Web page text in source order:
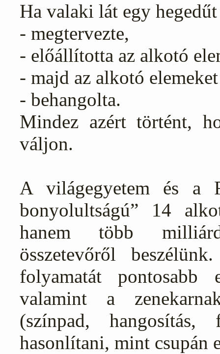
Ha valaki lát egy
- megtervezte,
- előállította az alkotó
- majd az alkotó
- behangolta.
Mindez azért történt,
váljon.
A világegyetem és a
bonyolultságú” 14
hanem több
összetevőről
folyamatát pontosabb
valamint a
(színpad,
hasonlítani, mint csupán